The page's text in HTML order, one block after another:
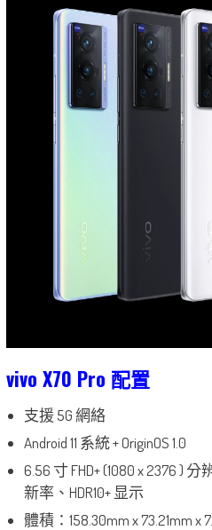
vivo X70 Pro 配置
支援 5G 網絡
Android 11 系統 + OriginOS 1.0
6.56 寸 FHD+ (1080 x 2376 ) 分
新率、HDR10+ 显示
體積：158.30mm x 73.21mm x